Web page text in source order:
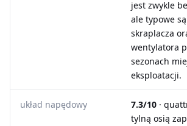
jest zwykle
ale typowe
skraplacza
wentylatora
sezonach
eksploatacji.
układ napędowy 7.3/10 ·
tylną osią